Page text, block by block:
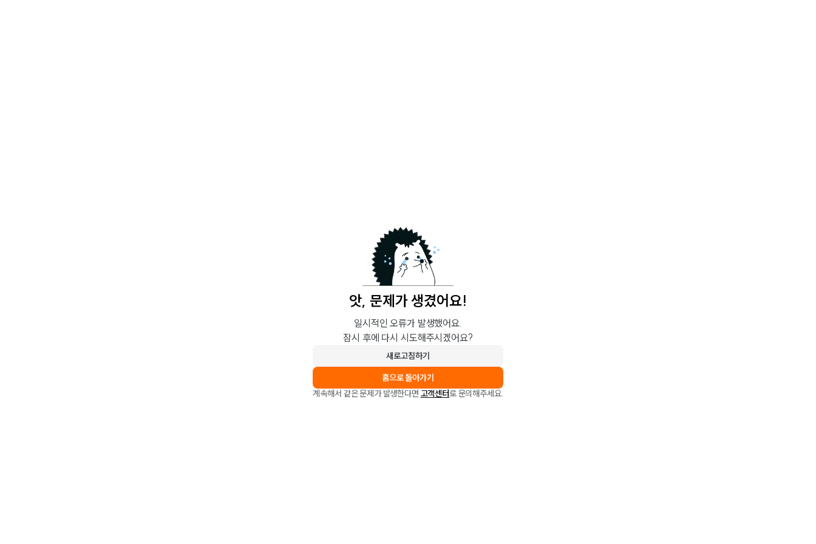
앗, 문제가 생겼어요!
일시적인 오류가 발생했어요.
잠시 후에 다시 시도해주시겠어요?
새로고침하기
홈으로 돌아가기
계속해서 같은 문제가 발생한다면 고객센터로 문의해주세요.